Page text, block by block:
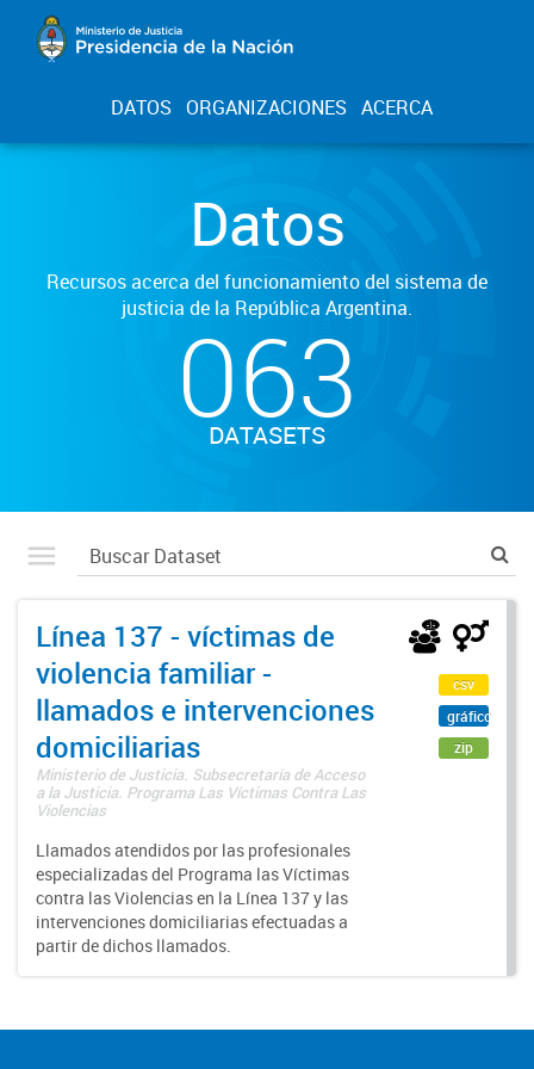
DATOS ORGANIZACIONES ACERCA
Datos
Recursos acerca del funcionamiento del sistema de
justicia de la República Argentina.
063
DATASETS
Línea 137 - víctimas de
violencia familiar -
llamados e intervenciones
domiciliarias
Ministerio de Justicia. Subsecretaría de Acceso
a la Justicia. Programa Las Víctimas Contra Las
Violencias
Llamados atendidos por las profesionales
especializadas del Programa las Víctimas
contra las Violencias en la Línea 137 y las
intervenciones domiciliarias efectuadas a
partir de dichos llamados.
csv
gráfico
zip